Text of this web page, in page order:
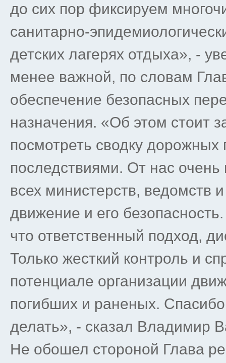
до сих пор фиксируем
санитарно-
детских лагерях отдыха», -
менее важной, по словам
обеспечение безопасных
назначения. «Об этом стоит
посмотреть сводку
последствиями. От нас очень
всех министерств, ведомств
движение и его
что ответственный подход,
Только жесткий контроль и
потенциале организации
погибших и раненых.
делать», - сказал Владимир
Не обошел стороной Глава